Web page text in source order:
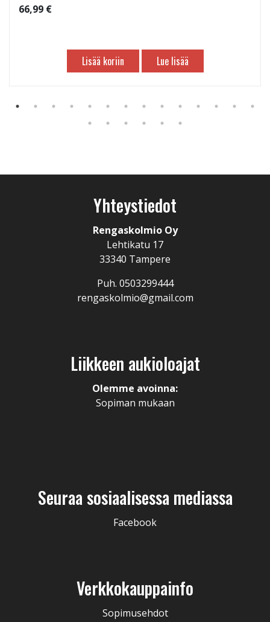
66,99 €
Lisää koriin Lue lisää
Yhteystiedot
Rengaskolmio Oy
Lehtikatu 17
33340 Tampere
Puh. 0503299444
rengaskolmio@gmail.com
Liikkeen aukioloajat
Olemme avoinna:
Sopiman mukaan
Seuraa sosiaalisessa mediassa
Facebook
Verkkokauppainfo
Sopimusehdot